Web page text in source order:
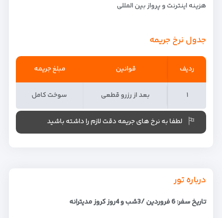
هزینه اینترنت و پرواز بین المللی
جدول نرخ جریمه
ردیف قوانین مبلغ جریمه
۱ بعد از رزرو قطعی سوخت کامل
ردیف
۱
لطفا به نرخ های جریمه دقت لازم را داشته باشید
درباره تور
تاریخ سفر: 6 فروردین /3شب و 4روز کروز مدیترانه